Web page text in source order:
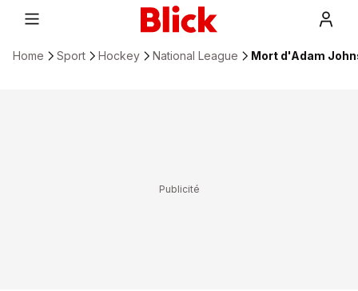
Home Sport Hockey National League Mort d'Adam